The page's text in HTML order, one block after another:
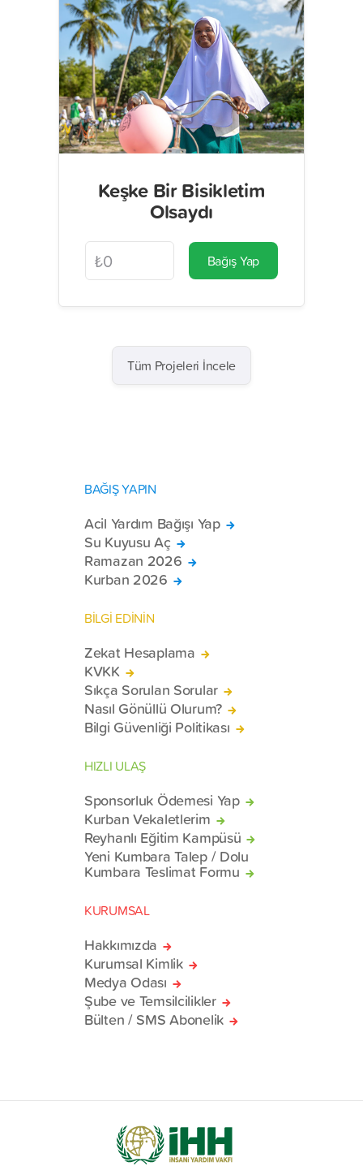
Keşke Bir Bisikletim
Olsaydı
Bağış Yap
Tüm Projeleri İncele
BAĞIŞ YAPIN
Acil Yardım Bağışı Yap
Su Kuyusu Aç
Ramazan 2026
Kurban 2026
BİLGİ EDİNİN
Zekat Hesaplama
KVKK
Sıkça Sorulan Sorular
Nasıl Gönüllü Olurum?
Bilgi Güvenliği Politikası
HIZLI ULAŞ
Sponsorluk Ödemesi Yap
Kurban Vekaletlerim
Reyhanlı Eğitim Kampüsü
Yeni Kumbara Talep / Dolu
Kumbara Teslimat Formu
KURUMSAL
Hakkımızda
Kurumsal Kimlik
Medya Odası
Şube ve Temsilcilikler
Bülten / SMS Abonelik